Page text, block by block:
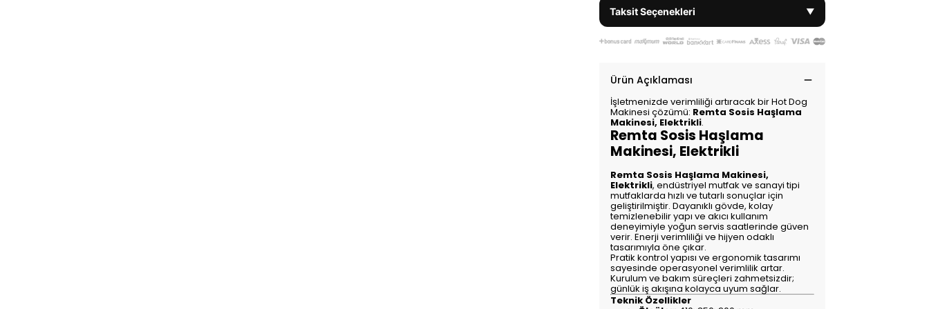
Taksit Seçenekleri ▼
Ürün Açıklaması
İşletmenizde verimliliği artıracak bir Hot Dog
Makinesi çözümü: Remta Sosis Haşlama
Makinesi, Elektrikli.
Remta Sosis Haşlama
Makinesi, Elektrikli
Remta Sosis Haşlama Makinesi,
Elektrikli, endüstriyel mutfak ve sanayi tipi
mutfaklarda hızlı ve tutarlı sonuçlar için
geliştirilmiştir. Dayanıklı gövde, kolay
temizlenebilir yapı ve akıcı kullanım
deneyimiyle yoğun servis saatlerinde güven
verir. Enerji verimliliği ve hijyen odaklı
tasarımıyla öne çıkar.
Pratik kontrol yapısı ve ergonomik tasarımı
sayesinde operasyonel verimlilik artar.
Kurulum ve bakım süreçleri zahmetsizdir;
günlük iş akışına kolayca uyum sağlar.
Teknik Özellikler